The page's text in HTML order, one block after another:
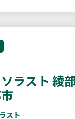
ラスト 綾
スト